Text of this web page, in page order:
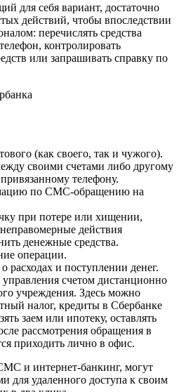
для себя вариант, достаточно
действий, чтобы впоследствии
перечислять средства
контролировать
или запрашивать справку по
(как своего, так и чужого).
своими счетами либо другому
телефону.
по СМС-обращению на
при потере или хищении,
действия
денежные средства.
операции.
расходах и поступлении денег.
счетом дистанционно
учреждения. Здесь можно
налог, кредиты в Сбербанке
заем или ипотеку, оставлять
рассмотрения обращения в
приходить лично в офис.
и интернет-банкинг, могут
для удаленного доступа к своим